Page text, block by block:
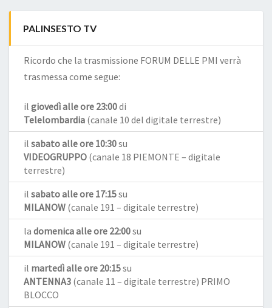
PALINSESTO TV
Ricordo che la trasmissione FORUM DELLE PMI verrà
trasmessa come segue:
il giovedì alle ore 23:00di
Telelombardia (canale 10 del digitale terrestre)
il sabato alle ore 10:30su
VIDEOGRUPPO (canale 18 PIEMONTE – digitale
terrestre)
il sabato alle ore 17:15su
MILANOW (canale 191 – digitale terrestre)
la domenica alle ore 22:00su
MILANOW (canale 191 – digitale terrestre)
il martedì alle ore 20:15su
ANTENNA3 (canale 11 – digitale terrestre) PRIMO
BLOCCO